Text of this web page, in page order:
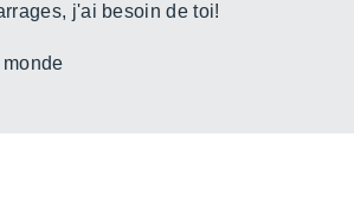
j'ai besoin de toi!